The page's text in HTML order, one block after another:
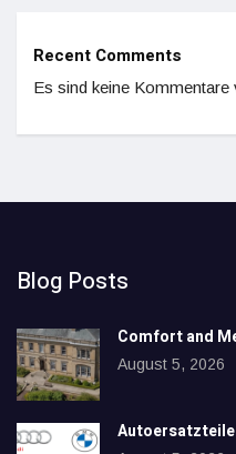
Recent Comments
Es sind keine Kommentare
Blog Posts
Comfort and
August 5, 2026